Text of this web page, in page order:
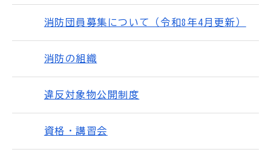
消防団員募集について（令和8年4月更新）
消防の組織
違反対象物公開制度
資格・講習会